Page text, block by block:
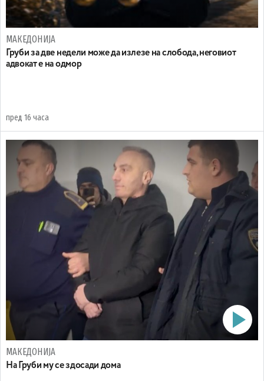
МАКЕДОНИЈА
Груби за две недели може да излезе на слобода, неговиот
адвокат е на одмор
пред 16 часа
МАКЕДОНИЈА
На Груби му се здосади дома